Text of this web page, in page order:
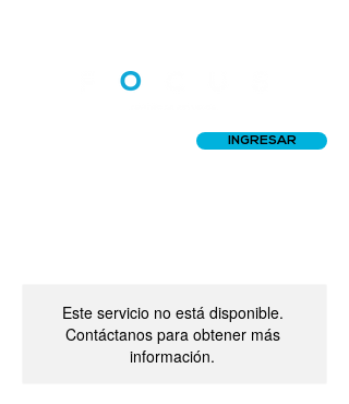
INGRESAR
Este servicio no está disponible.
Contáctanos para obtener más
información.